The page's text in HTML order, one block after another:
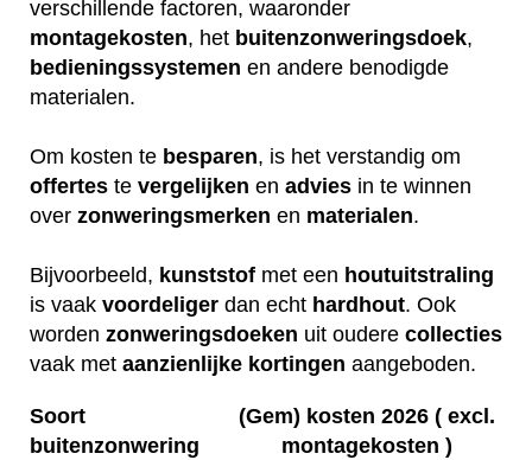
verschillende factoren, waaronder
montagekosten, het buitenzonweringsdoek,
bedieningssystemen en andere benodigde
materialen.
Om kosten te besparen, is het verstandig om
offertes te vergelijken en advies in te winnen
over zonweringsmerken en materialen.
Bijvoorbeeld, kunststof met een houtuitstraling
is vaak voordeliger dan echt hardhout. Ook
worden zonweringsdoeken uit oudere collecties
vaak met aanzienlijke kortingen aangeboden.
Soort
buitenzonwering
(Gem) kosten 2026 ( excl.
montagekosten )